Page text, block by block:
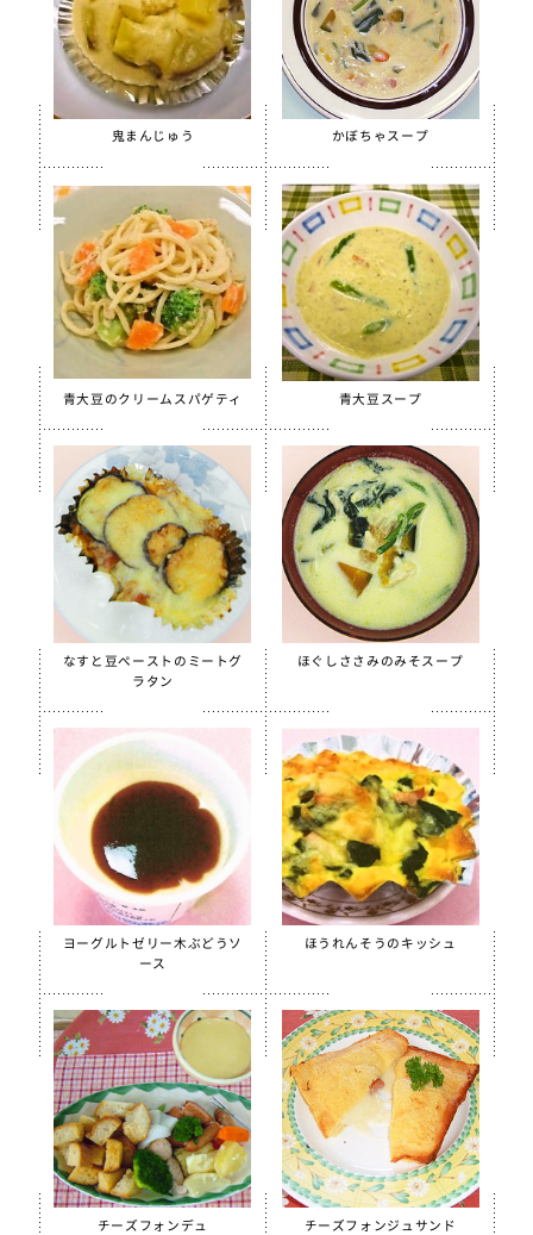
栄養素
カルシウム
鉄分
食物繊維
季節・行事食
春
夏 秋
冬
行事食
郷土料理
全学栄製品
全学栄すいせん製品
全学栄 豚レバーチップ
蒸し挽き割り大豆
学校給食用カルシウム米
えごまふりかけ
【只今休売中】菜の花ふりかけ
沖縄パインゼリー
すだちゼリー
ブルーベリーゼリーCFE
北海道シュレッドチーズ
給食用 毎日骨太 MBP® ベビーチーズ
クラスメイト
うの花コロッケ（ひじき入り）
スクールチーズフォンデュサンドコロッケ
白花豆コロッケ
全学栄 かぼちゃチーズフライ
【只今休売中】全学栄 黒豆さつま
ソフトササミフレーク
ほぐしささみ（水煮）
鬼まんじゅう かぼちゃスープ
青大豆のクリームスパゲティ 青大豆スープ
なすと豆ペーストのミートグ
ラタン
ほぐしささみのみそスープ
ヨーグルトゼリー木ぶどうソ
ース
ほうれんそうのキッシュ
チーズフォンデュ チーズフォンジュサンド